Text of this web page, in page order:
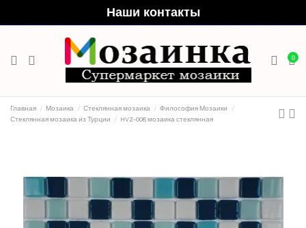
Наши контакты
0
Главная Мозаика Стеклянная мозаика
Философия Мозаики
Стеклянная мозаика из Турции
HVZ-008 мозаика стеклянная